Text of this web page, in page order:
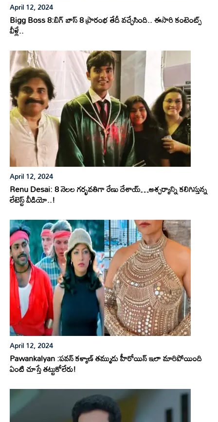
April 12, 2024
Bigg Boss 8:బిగ్ బాస్ 8 ప్రారంభ తేదీ వచ్చేసింది.. ఈసారి కంటెంట్స్
వీళ్లే..
April 12, 2024
Renu Desai: 8 నెలల గర్భవతిగా రేణు దేశాయ్…ఆశ్చర్యాన్ని కలిగిస్తున్న
లేటెస్ట్ వీడియో..!
April 12, 2024
Pawankalyan :పవన్ కళ్యాణ్ తమ్ముడు హీరోయిన్ ఇలా మారిపోయింది
ఏంటి చూస్తే తట్టుకోలేరు!